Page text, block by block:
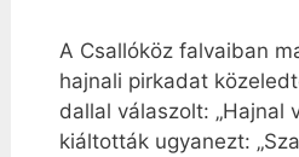
A Csallóköz falvaiban
hajnali pirkadat
dallal válaszolt: „Hajnal
kiáltották ugyanezt: